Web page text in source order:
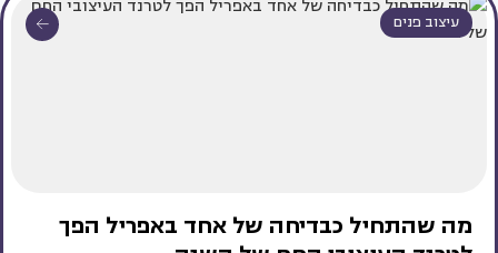
עיצוב פנים
מה שהתחיל כבדיחה של אחד באפריל הפך